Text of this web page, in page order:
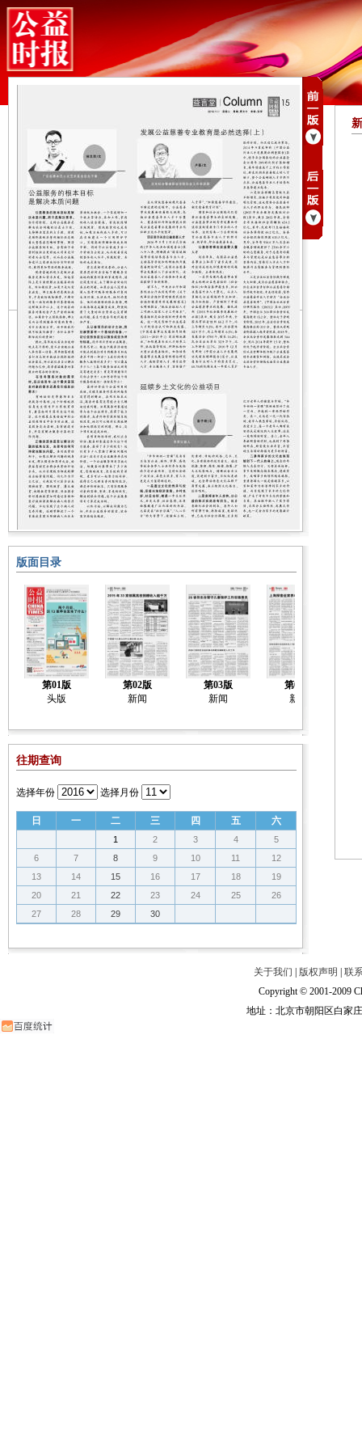
版面目录
第01版
头版
第02版
新闻
第03版
新闻
第04版
新闻
往期查询
选择年份 选择月份
日 一 二 三 四 五 六
1 2 3 4
5
6
7 8 9 10 11
12
13
14 15 16 17 18
19
20
21 22 23 24 25
26
27
28 29 30
关于我们 版权声明
联
Copyright © 2001-2009
地址：北京市朝阳区白家